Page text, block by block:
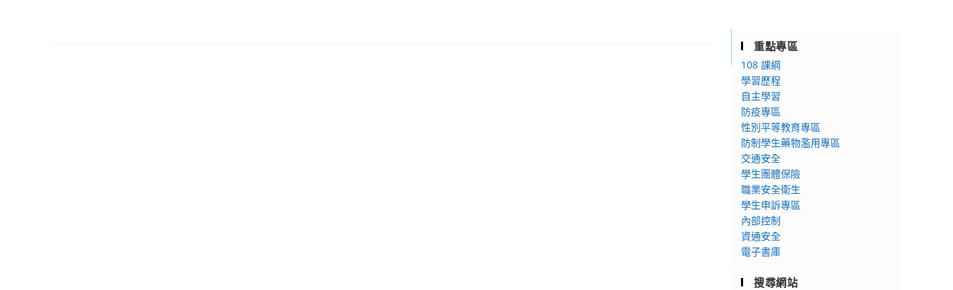
重點專區
108 課綱
學習歷程
自主學習
防疫專區
性別平等教育專區
防制學生藥物濫用專區
交通安全
學生團體保險
職業安全衛生
學生申訴專區
內部控制
資通安全
電子書庫
搜尋網站